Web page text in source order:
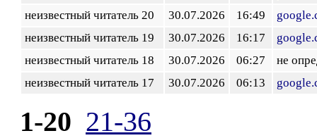
неизвестный читатель 20
30.07.2026 16:49
неизвестный читатель 19
30.07.2026 16:17
неизвестный читатель 18
30.07.2026 06:27
не
неизвестный читатель 17
30.07.2026 06:13
1-20 21-36